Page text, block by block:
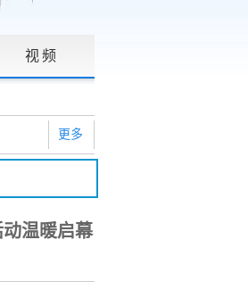
视频
...
...
更多
温暖启幕